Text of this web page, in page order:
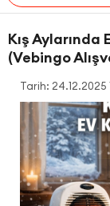
Kış
(Vebingo
Tarih: 24.12.2025